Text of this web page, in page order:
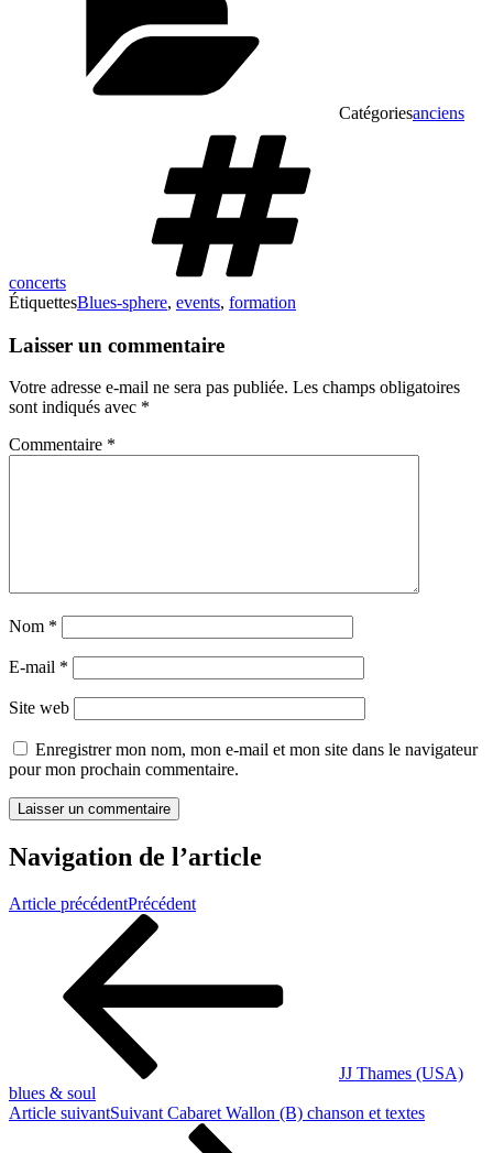
Catégoriesanciens
concerts
ÉtiquettesBlues-sphere, events, formation
Laisser un commentaire
Votre adresse e-mail ne sera pas publiée. Les champs obligatoires
sont indiqués avec *
Commentaire *
Nom *
E-mail *
Site web
Enregistrer mon nom, mon e-mail et mon site dans le navigateur
pour mon prochain commentaire.
Navigation de l’article
Article précédentPrécédent
JJ Thames (USA)
blues & soul
Article suivantSuivant Cabaret Wallon (B) chanson et textes